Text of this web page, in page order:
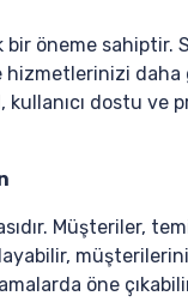
öneme sahiptir.
hizmetlerinizi daha
kullanıcı dostu
Müşteriler,
öne